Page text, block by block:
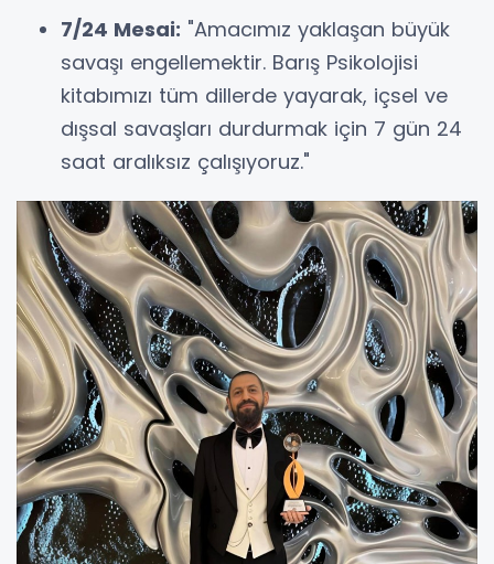
7/24 Mesai: "Amacımız yaklaşan büyük
savaşı engellemektir. Barış Psikolojisi
kitabımızı tüm dillerde yayarak, içsel ve
dışsal savaşları durdurmak için 7 gün 24
saat aralıksız çalışıyoruz."